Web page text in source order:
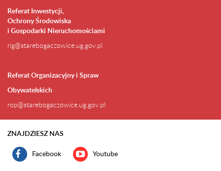
Referat Inwestycji,
Ochrony Środowiska
i Gospodarki Nieruchomościami
rig@starebogaczowice.ug.gov.pl
Referat Organizacyjny i Spraw
Obywatelskich
rop@starebogaczowice.ug.gov.pl
ZNAJDZIESZ NAS
Facebook Youtube